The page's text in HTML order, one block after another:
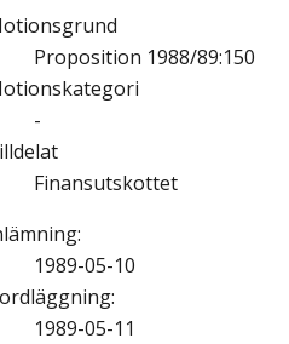
Proposition 1988/89:150
-
Finansutskottet
:
1989-05-10
:
1989-05-11